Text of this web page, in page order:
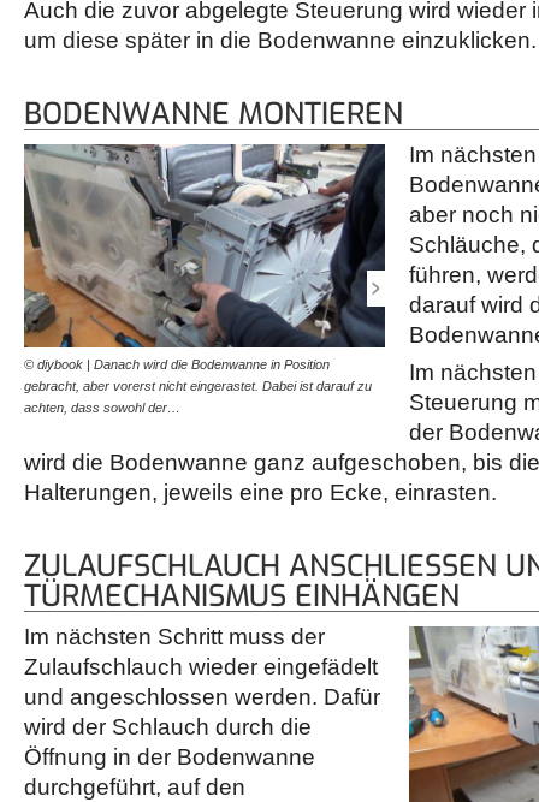
Auch die zuvor abgelegte Steuerung wird wieder
um diese später in die Bodenwanne einzuklicken.
BODENWANNE MONTIEREN
© diybook | Danach wird die Bodenwanne in Position
gebracht, aber vorerst nicht eingerastet. Dabei ist darauf zu
achten, dass sowohl der…
© diybook |
Montageposition gut
Im
aber noch
Schläuche,
führen,
darauf wird
Im
Steuerung
der
wird die Bodenwanne ganz aufgeschoben, bis
Halterungen, jeweils eine pro Ecke, einrasten.
ZULAUFSCHLAUCH ANSCHLIESSEN
ÜRMECHANISMUS EINHÄNGEN
Im nächsten Schritt muss der
Zulaufschlauch wieder eingefädelt
und angeschlossen werden. Dafür
wird der Schlauch durch die
Öffnung in der Bodenwanne
durchgeführt, auf den